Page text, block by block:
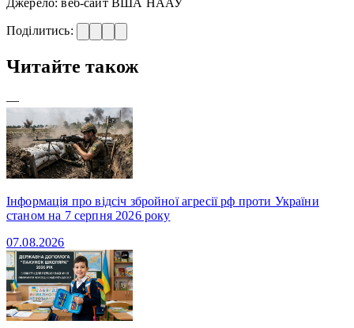
Поділитись:
Читайте також
—
Інформація про відсіч збройної агресії рф проти України
станом на 7 серпня 2026 року
07.08.2026